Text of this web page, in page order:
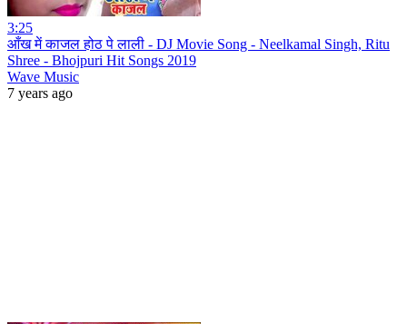
3:25
आँख में काजल होठ पे लाली - DJ Movie Song - Neelkamal Singh, Ritu
Shree - Bhojpuri Hit Songs 2019
Wave Music
7 years ago